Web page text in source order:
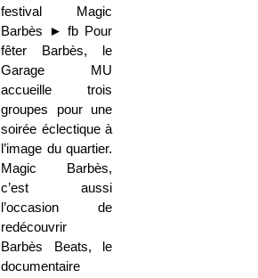
festival Magic
Barbès ► fb Pour
fêter Barbès, le
Garage MU
accueille trois
groupes pour une
soirée éclectique à
l’image du quartier.
Magic Barbès,
c’est aussi
l’occasion de
redécouvrir
Barbès Beats, le
documentaire